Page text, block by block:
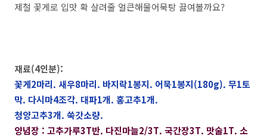
제철 꽃게로 입맛 확 살려줄 얼큰해물어묵탕 끓여볼까요?
재료(4인분):
꽃게2마리. 새우8마리. 바지락1봉지. 어묵1봉지(180g). 무1토
막. 다시마4조각. 대파1개. 홍고추1개.
청양고추3개. 쑥갓소량.
양념장 : 고추가루3T반. 다진마늘2/3T. 국간장3T. 맛술1T. 소